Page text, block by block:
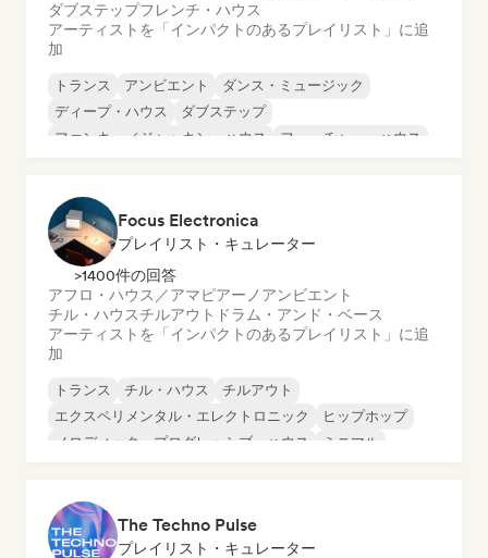
ダブステップフレンチ・ハウス
アーティストを「インパクトのあるプレイリスト」に追
加
トランス アンビエント
ダンス・ミュージック
ディープ・ハウス
ダブステップ
ファンキー／ジャッキン・ハウス
フューチャー・ハウス
Focus Electronica
プレイリスト・キュレーター
>1400件の回答
アフロ・ハウス／アマピアーノ アンビエント
チル・ハウスチルアウト ドラム・アンド・ベース
アーティストを「インパクトのあるプレイリスト」に追
加
トランス チル・ハウス
チルアウト
エクスペリメンタル・エレクトロニック
ヒップホップ
メロディック・プログレッシブ・ハウス
ミニマル
The Techno Pulse
プレイリスト・キュレーター